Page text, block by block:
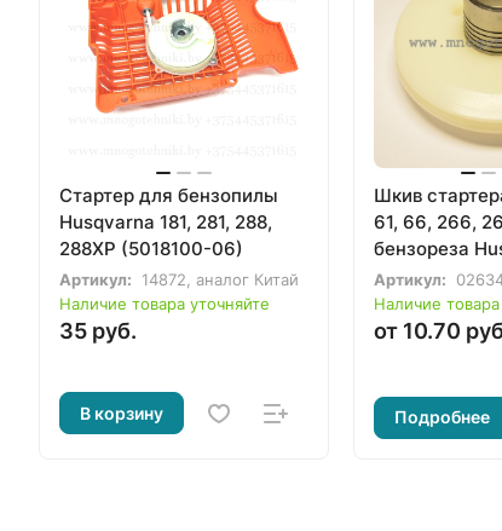
Стартер для бензопилы
Husqvarna 181, 281, 288,
288XP (5018100-06)
Артикул:
14872, аналог Китай
Наличие товара уточняйте
35 руб.
В корзину
Шкив
61, 66, 266,
бензореза
268K, 272K
Артикул:
Наличие товара
от 10.70
Подробнее